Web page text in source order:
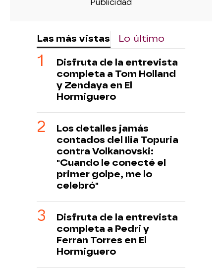
Las más vistas Lo último
Disfruta de la entrevista
completa a Tom Holland
y Zendaya en El
Hormiguero
Los detalles jamás
contados del Ilia Topuria
contra Volkanovski:
"Cuando le conecté el
primer golpe, me lo
celebró"
Disfruta de la entrevista
completa a Pedri y
Ferran Torres en El
Hormiguero